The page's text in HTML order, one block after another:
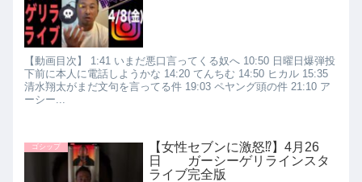
【動画目次】 1:41 いまだ悪口言ってくる奴へ 10:50 日曜日爆弾投
下前に本人に電話しようかな 14:20 てんちむ 14:50 ヒカル 15:35
清水翔太がまだ文句を言ってる件 19:03 ペヤング頭の件 21:10 ア
ーシー...
ゴシップ
【女性セブンに激怒⁉︎】4月26
日 ガーシーゲリラインスタ
ライブ完全版